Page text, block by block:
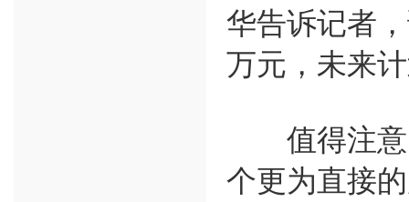
华告诉记者
万元，未来
值得注意
个更为直接